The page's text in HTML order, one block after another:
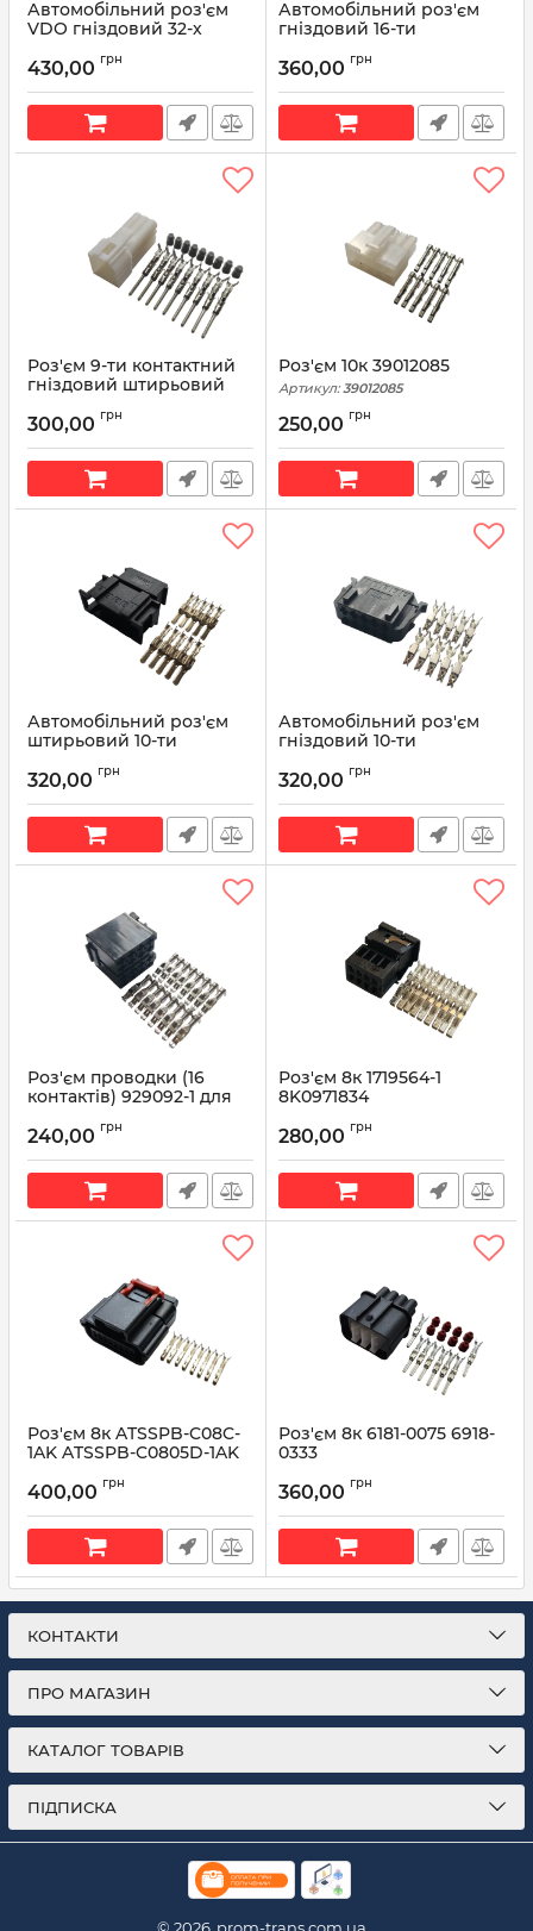
Автомобільний роз'єм
VDO гніздовий 32-х
1-929409-1 для панелі
Калина, ВАЗ 2170 Пріора
1-929409-1
430,00 грн
Автомобільний роз'єм
гніздовий 16-ти
molex 51116-1601 OBD II
Артикул: 51116-1601
360,00 грн
Роз'єм 9-ти контактний
гніздовий штирьовий
Артикул: 928521-1
300,00 грн
Роз'єм 10к 39012085
Артикул: 39012085
250,00 грн
Автомобільний роз'єм
штирьовий 10-ти
АМР 19296301 серії 2,8мм
Артикул: 19296301
320,00 грн
Автомобільний роз'єм
гніздовий 10-ти
TE 19296231 серії 2,8мм
дверей водія ВАЗ1117, 1118,
320,00 грн
Роз'єм проводки (16
контактів) 929092-1 для
автомобілів
Артикул: 929092-1 д
240,00 грн
Роз'єм 8к 1719564-1
8K0971834
280,00 грн
Роз'єм 8к ATSSPB-C08C-
1AK ATSSPB-C0805D-1AK
Артикул: 13583440
400,00 грн
Роз'єм 8к 6181-0075 6918-
0333
360,00 грн
КОНТАКТИ
ПРО МАГАЗИН
КАТАЛОГ ТОВАРІВ
ПІДПИСКА